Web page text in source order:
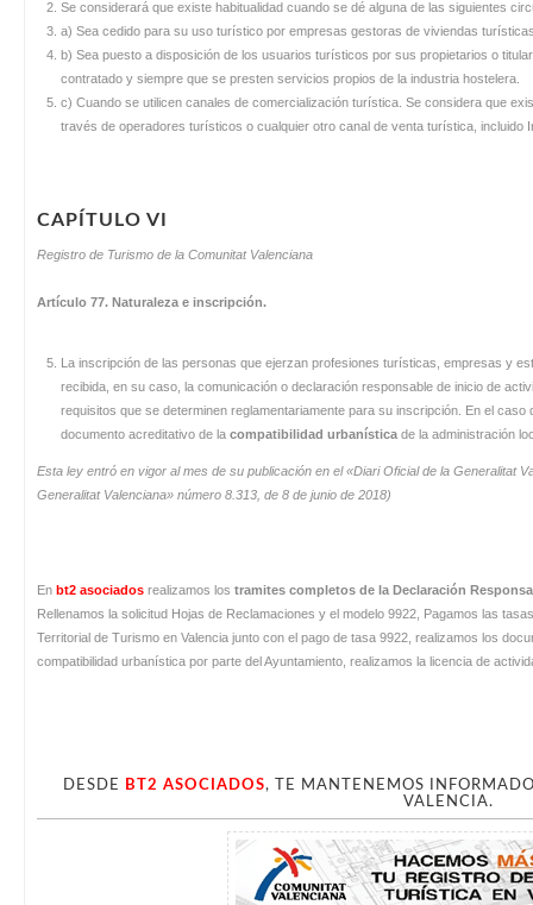
Se considerará que existe habitualidad cuando se dé alguna de las siguientes
a) Sea cedido para su uso turístico por empresas gestoras de viviendas
b) Sea puesto a disposición de los usuarios turísticos por sus propietarios o
contratado y siempre que se presten servicios propios de la industria hostelera.
c) Cuando se utilicen canales de comercialización turística. Se considera que
través de operadores turísticos o cualquier otro canal de venta turística, incluido
CAPÍTULO VI
Registro de Turismo de la Comunitat Valenciana
Artículo 77. Naturaleza e inscripción.
La inscripción de las personas que ejerzan profesiones turísticas, empresas y
recibida, en su caso, la comunicación o declaración responsable de inicio de
requisitos que se determinen reglamentariamente para su inscripción. En el
documento acreditativo de la compatibilidad urbanística de la administración
Esta ley entró en vigor al mes de su publicación en el «Diari Oficial de la Generalitat
Generalitat Valenciana» número 8.313, de 8 de junio de 2018)
En bt2 asociados realizamos los tramites completos de la Declaración
Rellenamos la solicitud Hojas de Reclamaciones y el modelo 9922, Pagamos las
Territorial de Turismo en Valencia junto con el pago de tasa 9922, realizamos los
compatibilidad urbanística por parte del Ayuntamiento, realizamos la licencia de
DESDE BT2 ASOCIADOS, TE MANTENEMOS
VALENCIA.